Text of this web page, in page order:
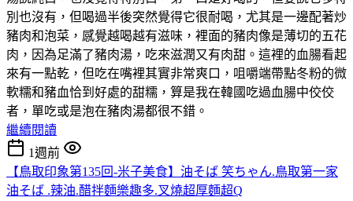
別也沒有，但喝過半後突然覺得它很耐喝，尤其是一邊配著炒
豬肉和泡菜，感覺越喝越有滋味，裡面的豬肉像是薄切的五花
肉，因為足滿了豬肉湯，吃來滋潤又有肉甜。這裡的血腸看起
來有一點乾，但吃在嘴裡其實非常爽口，咀嚼端帶點冬粉的微
軟糯和豬血恰到好處的甜糯，算是我在韓國吃過血腸中佼佼
者，單吃或是泡在豬肉湯都很不錯。
繼續閱讀
1週前
【鳥取印象第135回-米子美食】油そば 笑ちゃん.鳥取第一家
油そば .辣油.醋拌麵樂趣多.叉燒超厚麵超Q